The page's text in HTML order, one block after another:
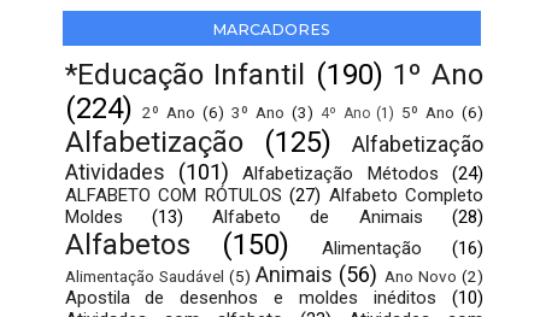
MARCADORES
*Educação Infantil (190) 1º Ano
(224) 2º Ano (6) 3º Ano (3) 4º Ano (1) 5º Ano (6)
Alfabetização (125)
Alfabetização
Atividades
(101) Alfabetização Métodos
(24)
ALFABETO COM RÓTULOS (27) Alfabeto Completo
Moldes
(13) Alfabeto de Animais (28)
Alfabetos (150) Alimentação (16)
Alimentação Saudável (5) Animais (56) Ano Novo (2)
Apostila de desenhos e moldes inéditos
(10)